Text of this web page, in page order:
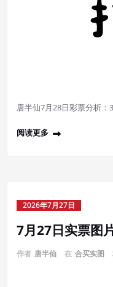
唐半仙7月28日彩票分析
阅读更多
2026年7月27日
7月27日实票图
作者 唐半仙 在 合买实图